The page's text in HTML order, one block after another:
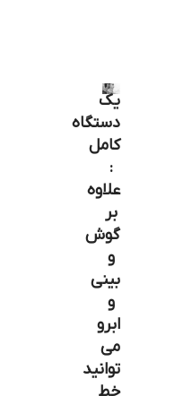
یک
دستگاه
کامل
:
علاوه
بر
گوش
و
بینی
و
ابرو
می
توانید
خط